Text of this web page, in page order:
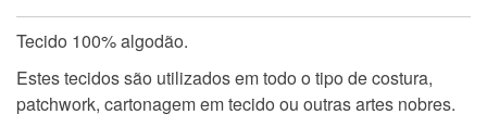
Tecido 100% algodão.
Estes tecidos são utilizados em todo o tipo de costura,
patchwork, cartonagem em tecido ou outras artes nobres.